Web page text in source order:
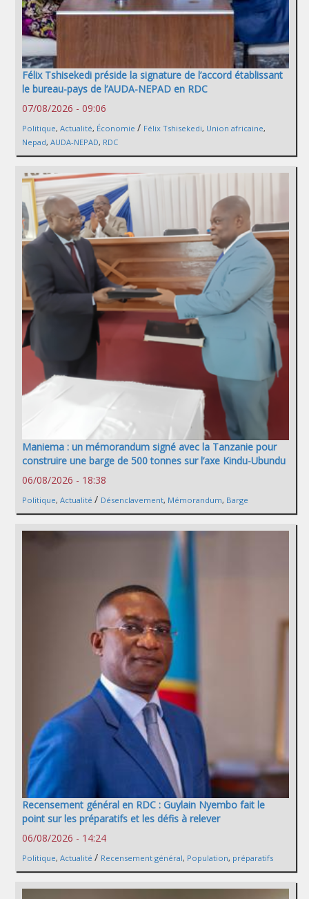
Félix Tshisekedi préside la signature de l’accord établissant
le bureau-pays de l’AUDA-NEPAD en RDC
07/08/2026 - 09:06
Politique, Actualité, Économie / Félix Tshisekedi, Union africaine,
Nepad, AUDA-NEPAD, RDC
Maniema : un mémorandum signé avec la Tanzanie pour
construire une barge de 500 tonnes sur l’axe Kindu-Ubundu
06/08/2026 - 18:38
Politique, Actualité / Désenclavement, Mémorandum, Barge
Recensement général en RDC : Guylain Nyembo fait le
point sur les préparatifs et les défis à relever
06/08/2026 - 14:24
Politique, Actualité / Recensement général, Population, préparatifs